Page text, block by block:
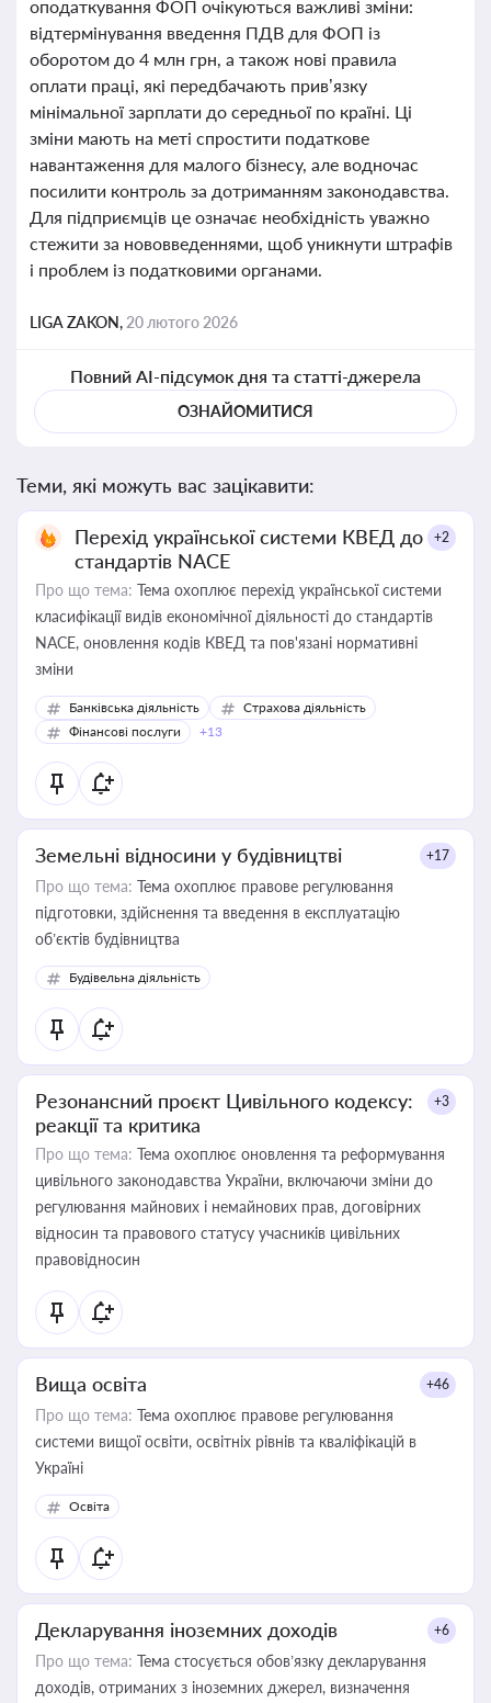
оподаткування ФОП очікуються важливі зміни:
відтермінування введення ПДВ для ФОП із
оборотом до 4 млн грн, а також нові правила
оплати праці, які передбачають прив’язку
мінімальної зарплати до середньої по країні. Ці
зміни мають на меті спростити податкове
навантаження для малого бізнесу, але водночас
посилити контроль за дотриманням законодавства.
Для підприємців це означає необхідність уважно
стежити за нововведеннями, щоб уникнути штрафів
і проблем із податковими органами.
LIGA ZAKON, 20 лютого 2026
Повний AI-підсумок дня та статті-джерела
ОЗНАЙОМИТИСЯ
Теми, які можуть вас зацікавити:
Перехід української системи КВЕД до
стандартів NACE
+2
Про що тема: Тема охоплює перехід української системи
класифікації видів економічної діяльності до стандартів
NACE, оновлення кодів КВЕД та пов'язані нормативні
зміни
Банківська діяльність
Страхова діяльність
Фінансові послуги
+13
Земельні відносини у будівництві +17
Про що тема: Тема охоплює правове регулювання
підготовки, здійснення та введення в експлуатацію
об’єктів будівництва
Будівельна діяльність
Резонансний проєкт Цивільного кодексу:
реакції та критика
+3
Про що тема: Тема охоплює оновлення та реформування
цивільного законодавства України, включаючи зміни до
регулювання майнових і немайнових прав, договірних
відносин та правового статусу учасників цивільних
правовідносин
Вища освіта +46
Про що тема: Тема охоплює правове регулювання
системи вищої освіти, освітніх рівнів та кваліфікацій в
Україні
Освіта
Декларування іноземних доходів +6
Про що тема: Тема стосується обов’язку декларування
доходів, отриманих з іноземних джерел, визначення